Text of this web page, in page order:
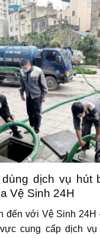
dịch vụ hút
Vệ Sinh 24H
đến với Vệ Sinh 24H
cung cấp dịch